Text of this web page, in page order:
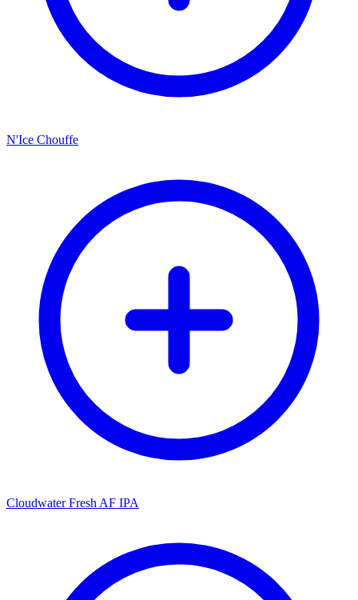
N'Ice Chouffe
Cloudwater Fresh AF IPA